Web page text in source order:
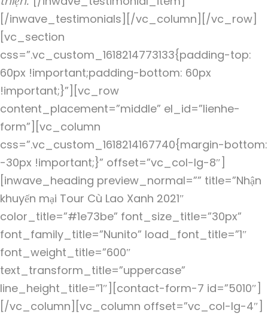
[/inwave_testimonials][/vc_column][/vc_row]
[vc_section
css=”.vc_custom_1618214773133{padding-top:
60px !important;padding-bottom: 60px
!important;}”][vc_row
content_placement=”middle” el_id=”lienhe-
form”][vc_column
css=”.vc_custom_1618214167740{margin-bottom:
-30px !important;}” offset=”vc_col-lg-8″]
[inwave_heading preview_normal=”” title=”Nhận
khuyến mại Tour Cù Lao Xanh 2021″
color_title=”#1e73be” font_size_title=”30px”
font_family_title=”Nunito” load_font_title=”1″
font_weight_title=”600″
text_transform_title=”uppercase”
line_height_title=”1″][contact-form-7 id=”5010″]
[/vc_column][vc_column offset=”vc_col-lg-4″]